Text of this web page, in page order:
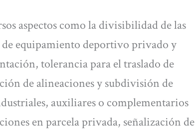
aspectos como la divisibilidad de las
equipamiento deportivo privado y
tolerancia para el traslado de
de alineaciones y subdivisión de
auxiliares o complementarios
en parcela privada, señalización de